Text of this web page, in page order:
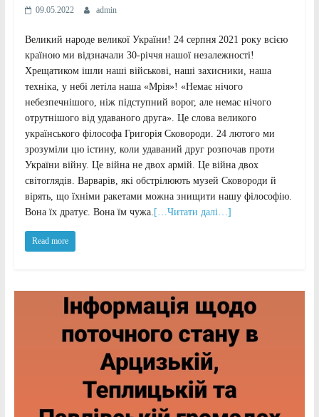
09.05.2022 admin
Великий народе великої України! 24 серпня 2021 року всією
країною ми відзначали 30-річчя нашої незалежності!
Хрещатиком ішли наші військові, наші захисники, наша
техніка, у небі летіла наша «Мрія»! «Немає нічого
небезпечнішого, ніж підступний ворог, але немає нічого
отрутнішого від удаваного друга». Це слова великого
українського філософа Григорія Сковороди. 24 лютого ми
зрозуміли цю істину, коли удаваний друг розпочав проти
України війну. Це війна не двох армій. Це війна двох
світоглядів. Варварів, які обстрілюють музей Сковороди й
вірять, що їхніми ракетами можна знищити нашу філософію.
Вона їх дратує. Вона їм чужа. […Читати далі…]
Read more